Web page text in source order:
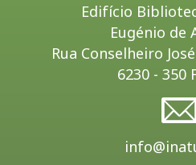
Edifício
Eugénio de
Rua Conselheiro
6230 - 350